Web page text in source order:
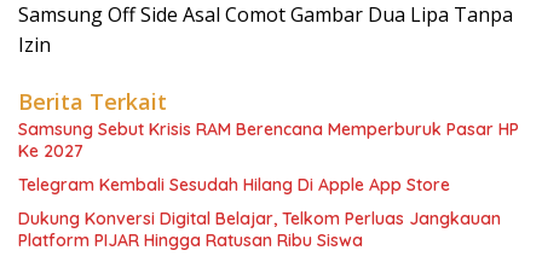
Samsung Off Side Asal Comot Gambar Dua Lipa Tanpa
Izin
Berita Terkait
Samsung Sebut Krisis RAM Berencana Memperburuk Pasar HP
Ke 2027
Telegram Kembali Sesudah Hilang Di Apple App Store
Dukung Konversi Digital Belajar, Telkom Perluas Jangkauan
Platform PIJAR Hingga Ratusan Ribu Siswa